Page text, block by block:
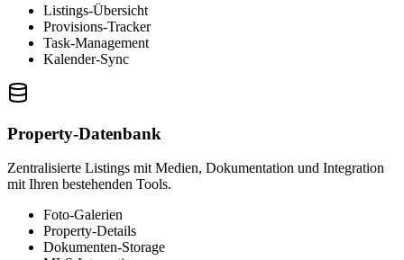
Listings-Übersicht
Provisions-Tracker
Task-Management
Kalender-Sync
Property-Datenbank
Zentralisierte Listings mit Medien, Dokumentation und Integration
mit Ihren bestehenden Tools.
Foto-Galerien
Property-Details
Dokumenten-Storage